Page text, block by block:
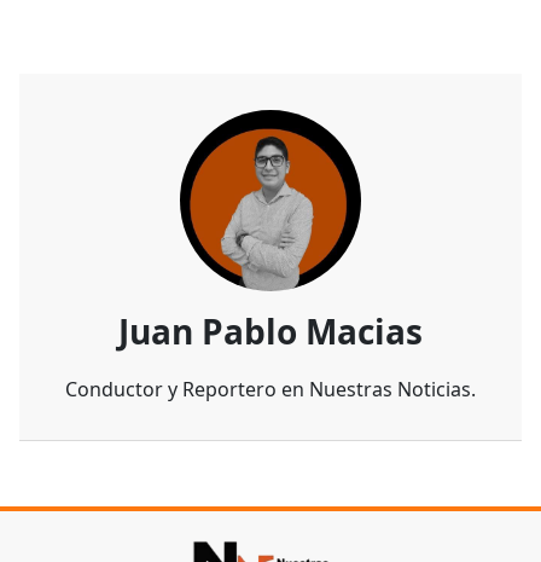
Juan Pablo Macias
Conductor y Reportero en Nuestras Noticias.